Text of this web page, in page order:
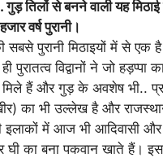
तिलों से बनने वाली यह मिठाई
वर्ष पुरानी।
सबसे पुरानी मिठाइयों में से
पुरातत्व विद्वानों ने जो
मिले हैं और गुड़ के अवशेष भी..
का भी उल्लेख है और
इलाकों में आज भी आदिवासी और
का बना पकवान खाते हैं। इस